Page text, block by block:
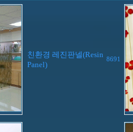
친환경 레진판넬(Resin
Panel)
8691